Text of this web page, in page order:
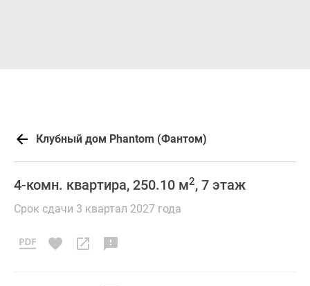
Клубный дом Phantom (Фантом)
4-комн. квартира, 250.10 м2, 7 этаж
Срок сдачи 3 квартал 2027 года